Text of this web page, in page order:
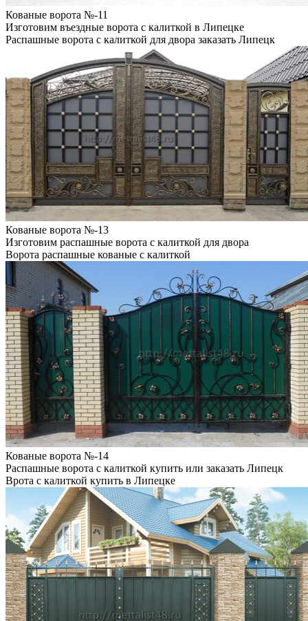
Кованые ворота №-11
Изготовим въездные ворота с калиткой в Липецке
Распашные ворота с калиткой для двора заказать Липецк
Кованые ворота №-13
Изготовим распашные ворота с калиткой для двора
Ворота распашные кованые с калиткой
Кованые ворота №-14
Распашные ворота с калиткой купить или заказать Липецк
Врота с калиткой купить в Липецке